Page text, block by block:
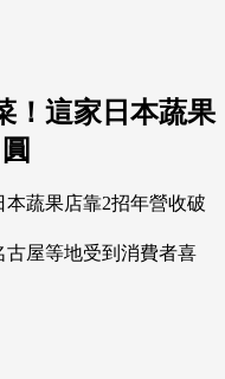
！這家日本蔬果
古屋等地受到消費者喜